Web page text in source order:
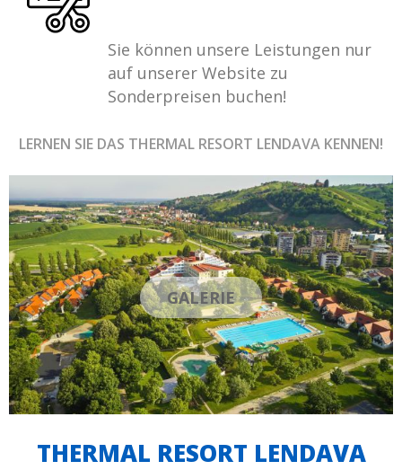
Sie können unsere Leistungen nur
auf unserer Website zu
Sonderpreisen buchen!
LERNEN SIE DAS THERMAL RESORT LENDAVA KENNEN!
GALERIE
THERMAL RESORT LENDAVA